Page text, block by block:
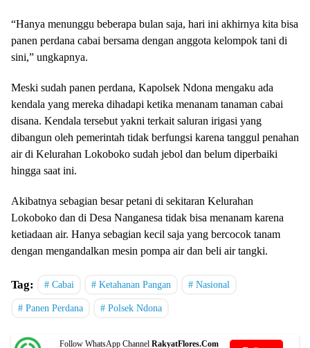
“Hanya menunggu beberapa bulan saja, hari ini akhirnya kita bisa
panen perdana cabai bersama dengan anggota kelompok tani di
sini,” ungkapnya.
Meski sudah panen perdana, Kapolsek Ndona mengaku ada
kendala yang mereka dihadapi ketika menanam tanaman cabai
disana. Kendala tersebut yakni terkait saluran irigasi yang
dibangun oleh pemerintah tidak berfungsi karena tanggul penahan
air di Kelurahan Lokoboko sudah jebol dan belum diperbaiki
hingga saat ini.
Akibatnya sebagian besar petani di sekitaran Kelurahan
Lokoboko dan di Desa Nanganesa tidak bisa menanam karena
ketiadaan air. Hanya sebagian kecil saja yang bercocok tanam
dengan mengandalkan mesin pompa air dan beli air tangki.
Tag: Cabai Ketahanan Pangan Nasional
Panen Perdana Polsek Ndona
Follow WhatsApp Channel RakyatFlores.Com